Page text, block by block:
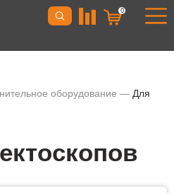
0
оборудование — Для